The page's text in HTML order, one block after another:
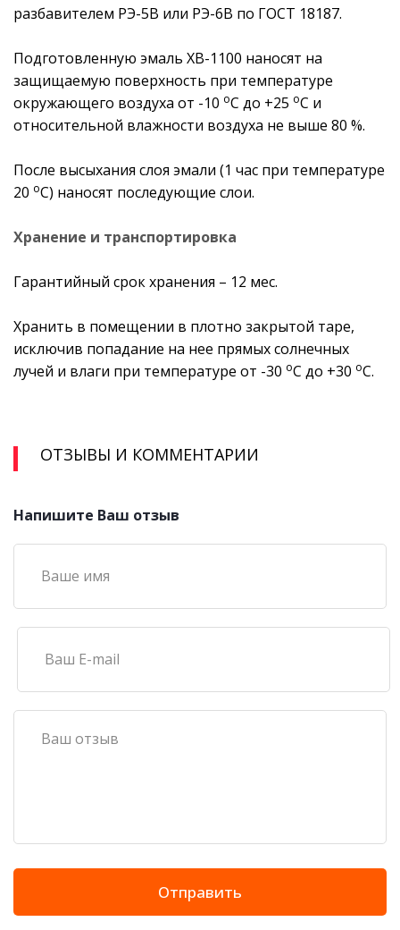
разбавителем РЭ-5В или РЭ-6В по ГОСТ 18187.
Подготовленную эмаль ХВ-1100 наносят на
защищаемую поверхность при температуре
окружающего воздуха от -10 оС до +25 оС и
относительной влажности воздуха не выше 80 %.
После высыхания слоя эмали (1 час при температуре
20 оС) наносят последующие слои.
Хранение и транспортировка
Гарантийный срок хранения – 12 мес.
Хранить в помещении в плотно закрытой таре,
исключив попадание на нее прямых солнечных
лучей и влаги при температуре от -30 оС до +30 оС.
ОТЗЫВЫ И КОММЕНТАРИИ
Напишите Ваш отзыв
Отправить